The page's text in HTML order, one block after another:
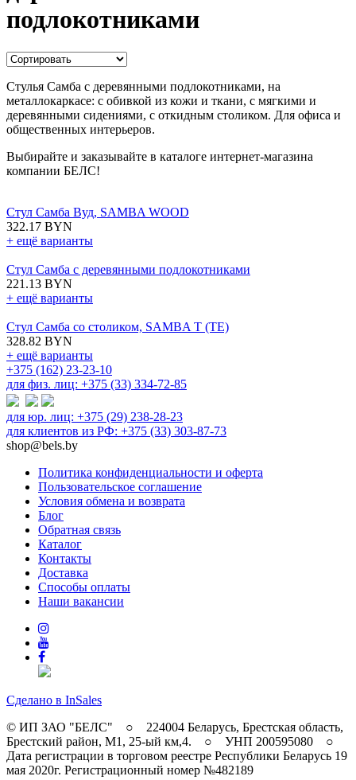
подлокотниками
Стулья Самба с деревянными подлокотниками, на
металлокаркасе: с обивкой из кожи и ткани, с мягкими и
деревянными сидениями, с откидным столиком. Для офиса и
общественных интерьеров.
Выбирайте и заказывайте в каталоге интернет-магазина
компании БЕЛС!
Стул Самба Вуд, SAMBA WOOD
322.17 BYN
+ ещё варианты
Стул Самба с деревянными подлокотниками
221.13 BYN
+ ещё варианты
Стул Самба со столиком, SAMBA T (TE)
328.82 BYN
+ ещё варианты
+375 (162) 23-23-10
для физ. лиц: +375 (33) 334-72-85
для юр. лиц: +375 (29) 238-28-23
для клиентов из РФ: +375 (33) 303-87-73
shop@bels.by
Политика конфиденциальности и оферта
Пользовательское соглашение
Условия обмена и возврата
Блог
Обратная связь
Каталог
Контакты
Доставка
Способы оплаты
Наши вакансии
Сделано в InSales
© ИП ЗАО "БЕЛС" ○ 224004 Беларусь, Брестская область,
Брестский район, M1, 25-ый км,4. ○ УНП 200595080 ○
Дата регистрации в торговом реестре Республики Беларусь 19
мая 2020г. Регистрационный номер №482189